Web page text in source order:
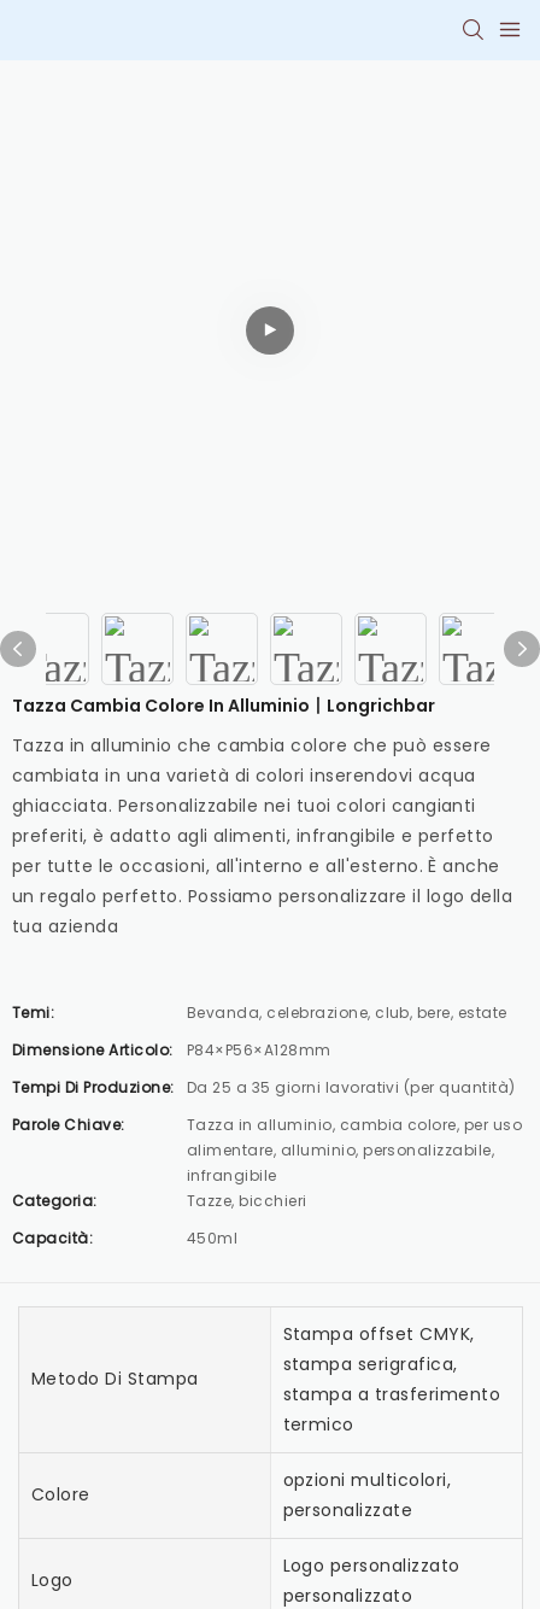
Tazza Cambia Colore In Alluminio丨longrichbar
Tazza in alluminio che cambia colore che può essere
cambiata in una varietà di colori inserendovi acqua
ghiacciata. Personalizzabile nei tuoi colori cangianti
preferiti, è adatto agli alimenti, infrangibile e perfetto
per tutte le occasioni, all'interno e all'esterno. È anche
un regalo perfetto. Possiamo personalizzare il logo della
tua azienda
Temi:
Bevanda, celebrazione, club, bere, estate
Dimensione Articolo:
P84×P56×A128mm
Tempi Di Produzione:
Da 25 a 35 giorni lavorativi (per quantità)
Parole Chiave:
Tazza in alluminio, cambia colore, per uso
alimentare, alluminio, personalizzabile,
infrangibile
Categoria:
Tazze, bicchieri
Capacità:
450ml
Metodo Di Stampa
Stampa offset CMYK,
stampa serigrafica,
stampa a trasferimento
termico
Colore
opzioni multicolori,
personalizzate
Logo
Logo personalizzato
personalizzato